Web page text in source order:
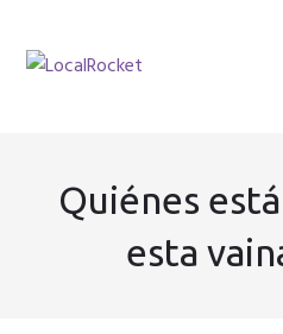
Quiénes
esta